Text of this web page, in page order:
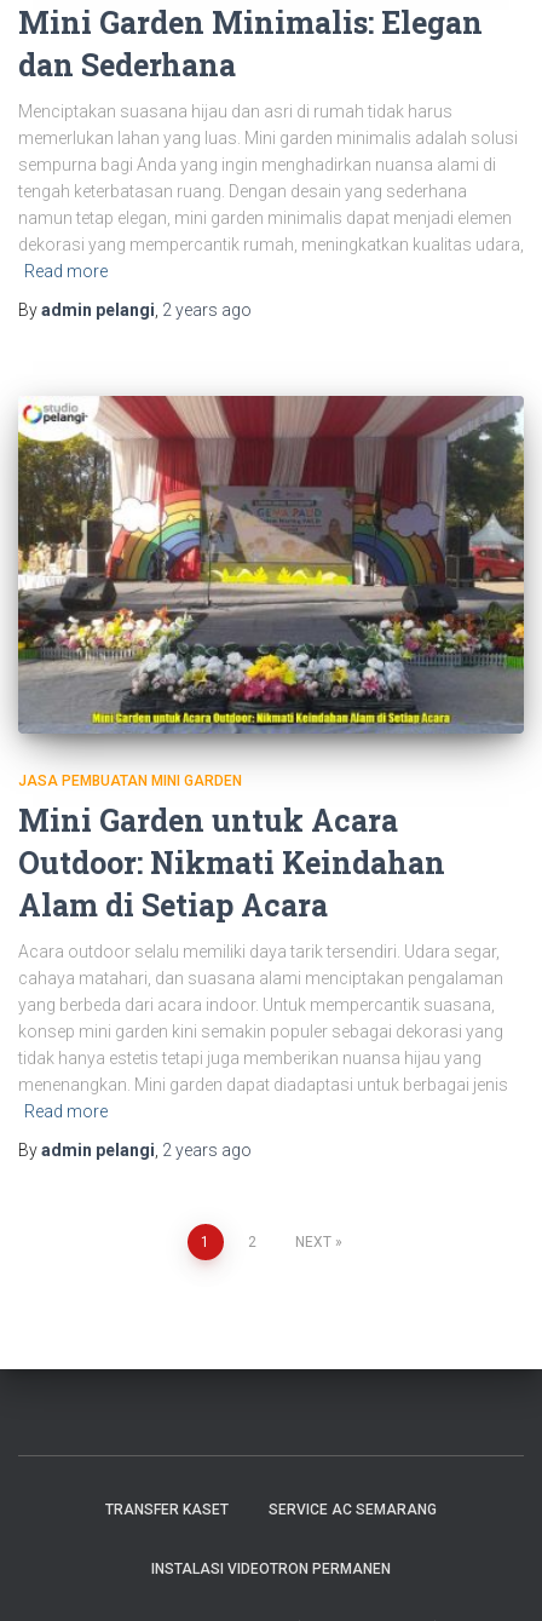
Mini Garden Minimalis: Elegan
dan Sederhana
Menciptakan suasana hijau dan asri di rumah tidak harus
memerlukan lahan yang luas. Mini garden minimalis adalah solusi
sempurna bagi Anda yang ingin menghadirkan nuansa alami di
tengah keterbatasan ruang. Dengan desain yang sederhana
namun tetap elegan, mini garden minimalis dapat menjadi elemen
dekorasi yang mempercantik rumah, meningkatkan kualitas udara,
Read more
Byadmin pelangi 2 years ago
JASA PEMBUATAN MINI GARDEN
Mini Garden untuk Acara
Outdoor: Nikmati Keindahan
Alam di Setiap Acara
Acara outdoor selalu memiliki daya tarik tersendiri. Udara segar,
cahaya matahari, dan suasana alami menciptakan pengalaman
yang berbeda dari acara indoor. Untuk mempercantik suasana,
konsep mini garden kini semakin populer sebagai dekorasi yang
tidak hanya estetis tetapi juga memberikan nuansa hijau yang
menenangkan. Mini garden dapat diadaptasi untuk berbagai jenis
Read more
Byadmin pelangi 2 years ago
1 2 NEXT
TRANSFER KASET SERVICE AC SEMARANG
INSTALASI VIDEOTRON PERMANEN